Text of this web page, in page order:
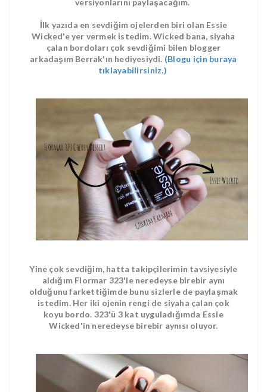
versiyonlarını paylaşacağım.
İlk yazıda en sevdiğim ojelerden biri olan Essie
Wicked'e yer vermek istedim. Wicked bana, siyaha
çalan bordoları çok sevdiğimi bilen blogger
arkadaşım Berrak'ın hediyesiydi. (Blogu için buraya
tıklayabilirsiniz.)
Yine çok sevdiğim, hatta takipçilerimin tavsiyesiyle
aldığım Flormar 323'le neredeyse birebir aynı
olduğunu farkettiğimde bunu sizlerle de paylaşmak
istedim. Her iki ojenin rengi de siyaha çalan çok
koyu bordo. 323'ü 3 kat uyguladığımda Essie
Wicked'in neredeyse birebir aynısı oluyor.